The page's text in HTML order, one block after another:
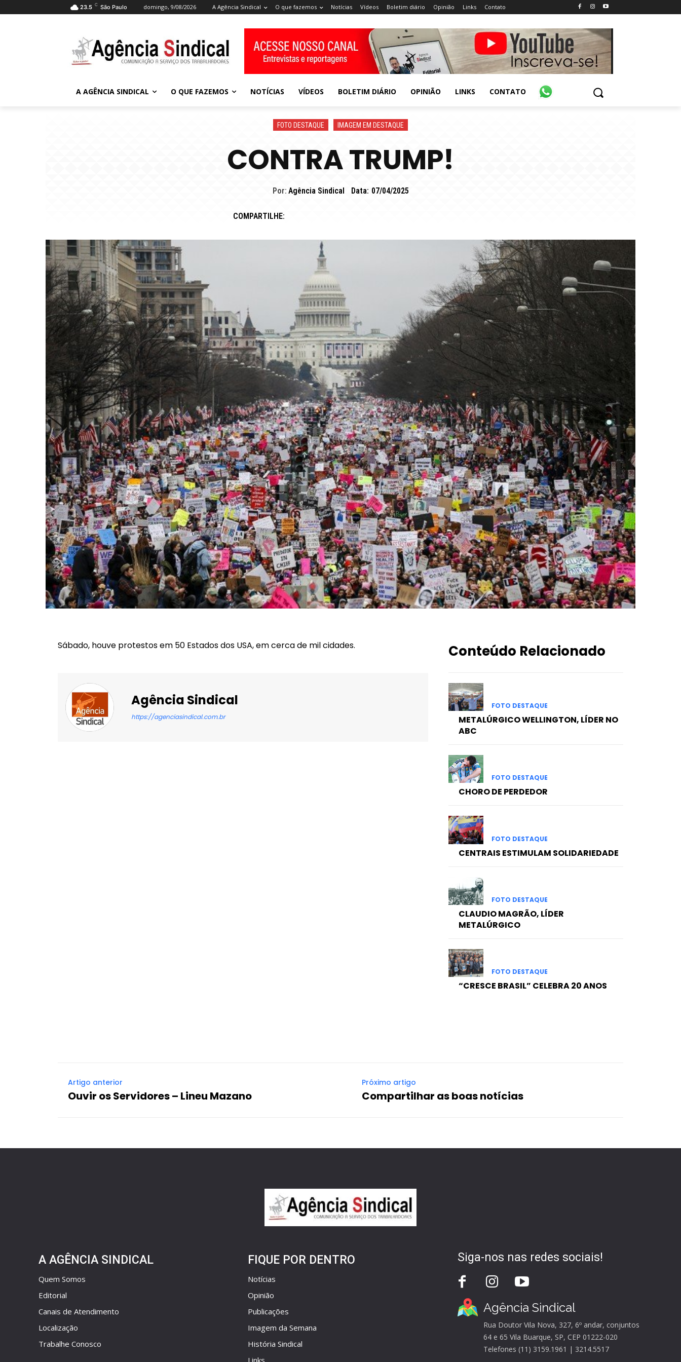
23.5 C São Paulo domingo, 9/08/2026 A Agência Sindical O que fazemos Notícias Vídeos Boletim diário Opinião Links Contato
A AGÊNCIA SINDICAL O QUE FAZEMOS NOTÍCIAS VÍDEOS BOLETIM DIÁRIO OPINIÃO LINKS CONTATO
FOTO DESTAQUE IMAGEM EM DESTAQUE
CONTRA TRUMP!
Por: Agência Sindical Data: 07/04/2025
COMPARTILHE:
Sábado, houve protestos em 50 Estados dos USA, em cerca de mil cidades.
Agência Sindical
https://agenciasindical.com.br
Conteúdo Relacionado
FOTO DESTAQUE
METALÚRGICO WELLINGTON, LÍDER NO
ABC
FOTO DESTAQUE
CHORO DE PERDEDOR
FOTO DESTAQUE
CENTRAIS ESTIMULAM SOLIDARIEDADE
FOTO DESTAQUE
CLAUDIO MAGRÃO, LÍDER
METALÚRGICO
FOTO DESTAQUE
“CRESCE BRASIL” CELEBRA 20 ANOS
Artigo anterior
Ouvir os Servidores – Lineu Mazano
Próximo artigo
Compartilhar as boas notícias
A AGÊNCIA SINDICAL
Quem Somos
Editorial
Canais de Atendimento
Localização
Trabalhe Conosco
FIQUE POR DENTRO
Notícias
Opinião
Publicações
Imagem da Semana
História Sindical
Siga-nos nas redes sociais!
Agência Sindical
Rua Doutor Vila Nova, 327, 6º andar, conjuntos
64 e 65 Vila Buarque, SP, CEP 01222-020
Telefones (11) 3159.1961 | 3214.5517